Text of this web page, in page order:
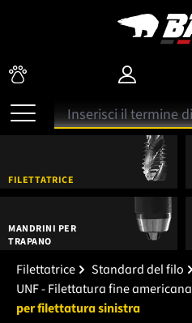
FILETTATRICE
MANDRINI PER
TRAPANO
Filettatrice
Standard del filo
UNF - Filettatura fine americana
per filettatura sinistra